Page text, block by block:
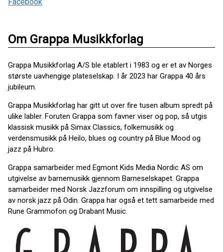
Om Grappa Musikkforlag
Grappa Musikkforlag A/S ble etablert i 1983 og er et av Norges
største uavhengige plateselskap. I år 2023 har Grappa 40 års
jubileum.
Grappa Musikkforlag har gitt ut over fire tusen album spredt på
ulike labler. Foruten Grappa som favner viser og pop, så utgis
klassisk musikk på Simax Classics, folkemusikk og
verdensmusikk på Heilo, blues og country på Blue Mood og
jazz på Hubro.
Grappa samarbeider med Egmont Kids Media Nordic AS om
utgivelse av barnemusikk gjennom Barneselskapet. Grappa
samarbeider med Norsk Jazzforum om innspilling og utgivelse
av norsk jazz på Odin. Grappa har også et tett samarbeide med
Rune Grammofon og Drabant Music.